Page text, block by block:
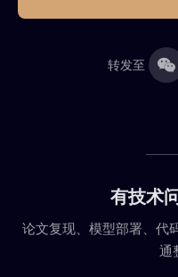
转发至
有技术
论文复现、模型部署、
通